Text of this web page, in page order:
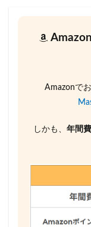
Amazonで
しかも、 年間